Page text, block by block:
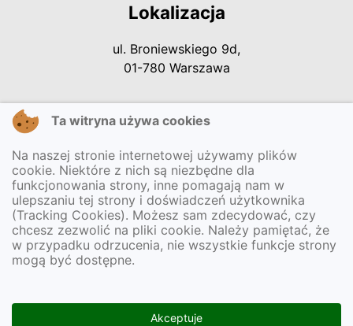
Lokalizacja
ul. Broniewskiego 9d,
01-780 Warszawa
Kontakt
Tel.: +48 22 2772234
Tel.: +48 22 2772235
E-mail:p87@eduwarszawa.pl
Informacje
Deklaracja dostepności
Dokumenty dostępności
Ta witryna używa cookies
Na naszej stronie internetowej używamy plików
cookie. Niektóre z nich są niezbędne dla
funkcjonowania strony, inne pomagają nam w
ulepszaniu tej strony i doświadczeń użytkownika
(Tracking Cookies). Możesz sam zdecydować, czy
chcesz zezwolić na pliki cookie. Należy pamiętać, że
w przypadku odrzucenia, nie wszystkie funkcje strony
mogą być dostępne.
Akceptuje